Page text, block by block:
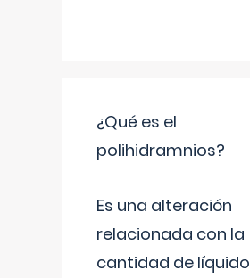
¿Qué es el
polihidramnios?
Es una alteración
relacionada con la
cantidad de líquido